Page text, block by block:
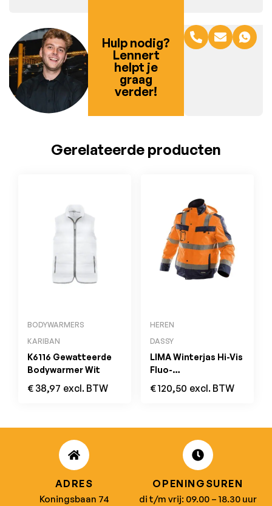
Hulp nodig?
Lennert
helpt je
graag
verder!
Gerelateerde producten
BODYWARMERS
KARIBAN
K6116 Gewatteerde
Bodywarmer Wit
€ 38,97 excl. BTW
HEREN
DASSY
LIMA Winterjas Hi-Vis
Fluo-
oranje/Marineblauw
€120,50 excl. BTW
ADRES
Koningsbaan 74
OPENINGSUREN
di t/m vrij: 09.00 – 18.30 uur